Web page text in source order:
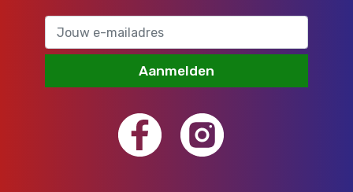
Aanmelden